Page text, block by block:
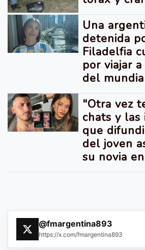
Una
detenida
Filadelfia
por viajar
del
"Otra vez
chats y las
que
del joven
su novia
@fmargentina893
https://x.com/fmargentina893